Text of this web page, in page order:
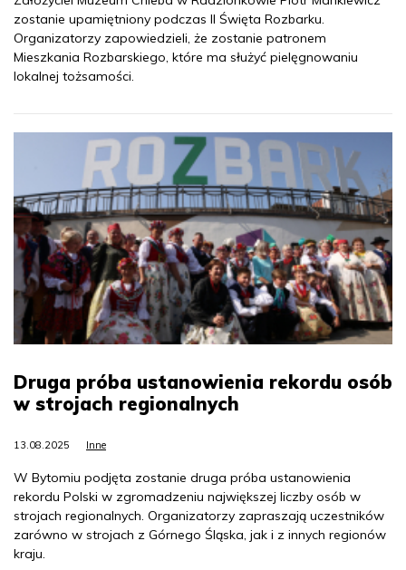
zostanie upamiętniony podczas II Święta Rozbarku.
Organizatorzy zapowiedzieli, że zostanie patronem
Mieszkania Rozbarskiego, które ma służyć pielęgnowaniu
lokalnej tożsamości.
Druga próba ustanowienia rekordu osób
w strojach regionalnych
13.08.2025 Inne
W Bytomiu podjęta zostanie druga próba ustanowienia
rekordu Polski w zgromadzeniu największej liczby osób w
strojach regionalnych. Organizatorzy zapraszają uczestników
zarówno w strojach z Górnego Śląska, jak i z innych regionów
kraju.